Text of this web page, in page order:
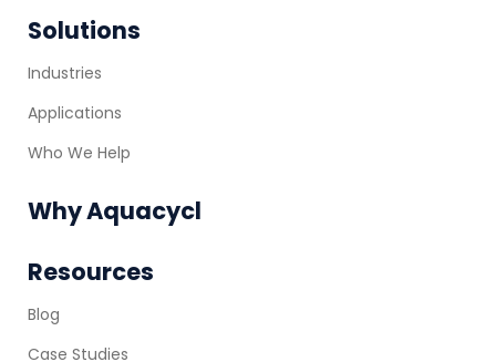
Solutions
Industries
Applications
Who We Help
Why Aquacycl
Resources
Blog
Case Studies